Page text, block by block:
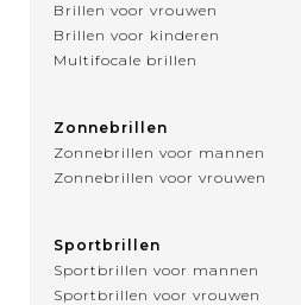
Brillen voor vrouwen
Brillen voor kinderen
Multifocale brillen
Zonnebrillen
Zonnebrillen voor mannen
Zonnebrillen voor vrouwen
Sportbrillen
Sportbrillen voor mannen
Sportbrillen voor vrouwen